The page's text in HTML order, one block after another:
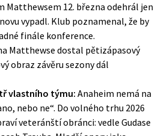
Matthewsem 12. března odehrál jen
vypadl. Klub poznamenal, že by
finále konference.
Matthewse dostal pětizápasový
obraz závěru sezony dál
vlastního týmu: Anaheim nemá na
nebo ne“. Do volného trhu 2026
veteránští obránci: vedle Gudase